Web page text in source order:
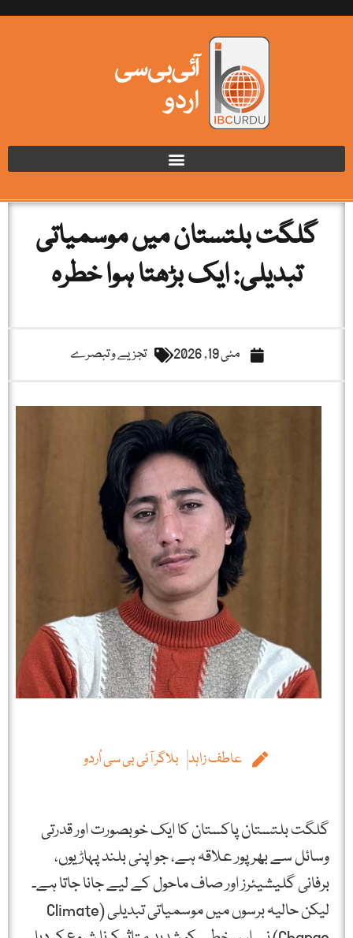
گلگت بلتستان میں موسمیاتی
تبدیلی: ایک بڑھتا ہوا خطرہ
مئی 19, 2026 تجزیے و تبصرے
عاطف زاہد بلاگر آئی بی سی اُردو
گلگت بلتستان پاکستان کا ایک خوبصورت اور قدرتی
وسائل سے بھرپور علاقہ ہے، جو اپنی بلند پہاڑیوں،
برفانی گلیشیئرز اور صاف ماحول کے لیے جانا جاتا ہے۔
لیکن حالیہ برسوں میں موسمیاتی تبدیلی (Climate